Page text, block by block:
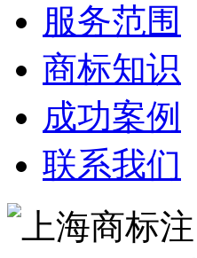
服务范围
商标知识
成功案例
联系我们